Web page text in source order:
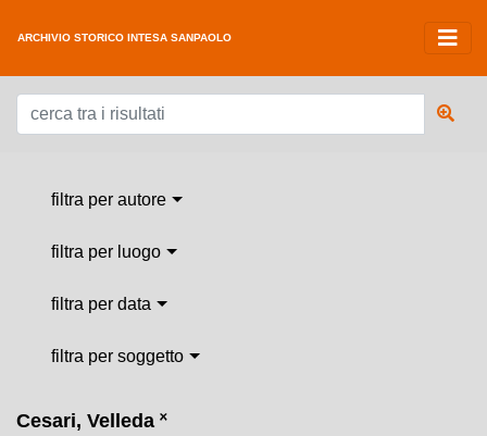
ARCHIVIO STORICO INTESA SANPAOLO
filtra per autore
filtra per luogo
filtra per data
filtra per soggetto
Cesari, Velleda ˟